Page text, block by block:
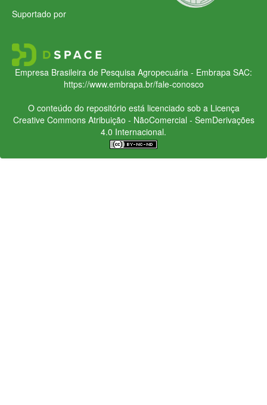
Suportado por
Empresa Brasileira de Pesquisa Agropecuária - Embrapa SAC:
https://www.embrapa.br/fale-conosco
O conteúdo do repositório está licenciado sob a Licença
Creative CommonsAtribuição - NãoComercial - SemDerivações
4.0 Internacional.